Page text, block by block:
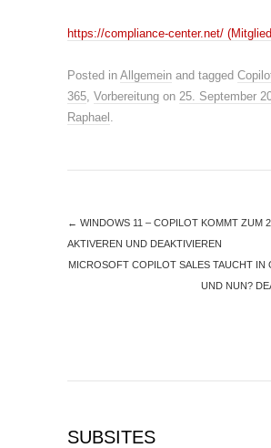
https://compliance-center.net/
Posted in Allgemein and tagged
365, Vorbereitung on 25. September
Raphael .
← WINDOWS 11 – COPILOT KOMMT ZUM
AKTIVEREN UND DEAKTIVIEREN
MICROSOFT COPILOT SALES TAUCHT IN
UND NUN?
SUBSITES